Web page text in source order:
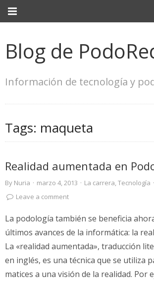
Blog de
Información de tecnología y
Tags: maqueta
Realidad aumentada en
By Nuria · marzo 4, 2013 · La carrera,Tecnología ·
Leave a comment
La podología también se beneficia
últimos avances de la informática: la
La «realidad aumentada», traducción
en inglés, es una técnica que se utiliza
matices a una visión de la realidad. Por